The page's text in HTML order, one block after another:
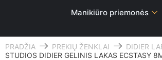
Manikiūro priemonės
PRADŽIA PREKIŲ ŽENKLAI DIDIER
STUDIOS DIDIER GELINIS LAKAS ECSTASY